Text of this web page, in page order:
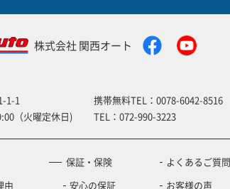
株式会社 関西オート
1-1
（火曜定休日)
携帯無料TEL： 0078-6042-8516
TEL： 072-990-3223
由
保証・保険
安心の保証
よくあるご質問
お客様の声